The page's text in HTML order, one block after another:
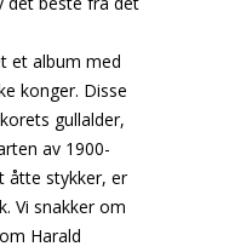
et album med
konger. Disse
gullalder,
av 1900-
åtte stykker, er
Vi snakker om
Harald